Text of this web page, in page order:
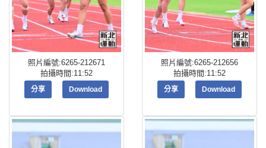
照片編號:6265-212671
拍攝時間:11:52
分享 Download
照片編號:6265-212656
拍攝時間:11:52
分享 Download